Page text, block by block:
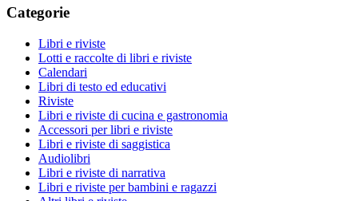
Categorie
Libri e riviste
Lotti e raccolte di libri e riviste
Calendari
Libri di testo ed educativi
Riviste
Libri e riviste di cucina e gastronomia
Accessori per libri e riviste
Libri e riviste di saggistica
Audiolibri
Libri e riviste di narrativa
Libri e riviste per bambini e ragazzi